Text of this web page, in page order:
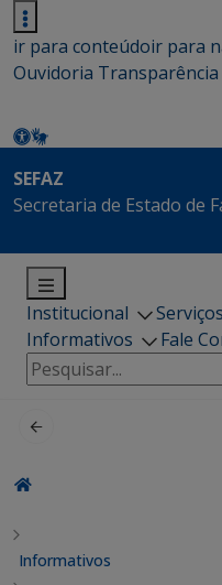
ir para conteúdoir para
Ouvidoria Transparência
SEFAZ
Secretaria de Estado de
Institucional Serviços
Informativos
Fale
Pesquisar
por:
Informativos